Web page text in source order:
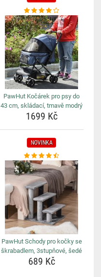
PawHut Kočárek pro psy do
43 cm, skládací, tmavě modrý
1699 Kč
NOVINKA
PawHut Schody pro kočky se
škrabadlem, 3stupňové, šedé
689 Kč